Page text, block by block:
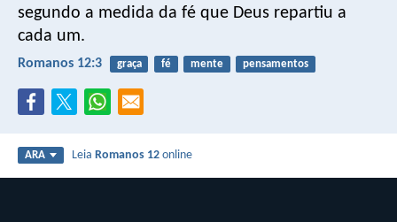
segundo a medida da fé que Deus repartiu a
cada um.
Romanos 12:3 graça fé mente pensamentos
ARA LeiaRomanos 12 online